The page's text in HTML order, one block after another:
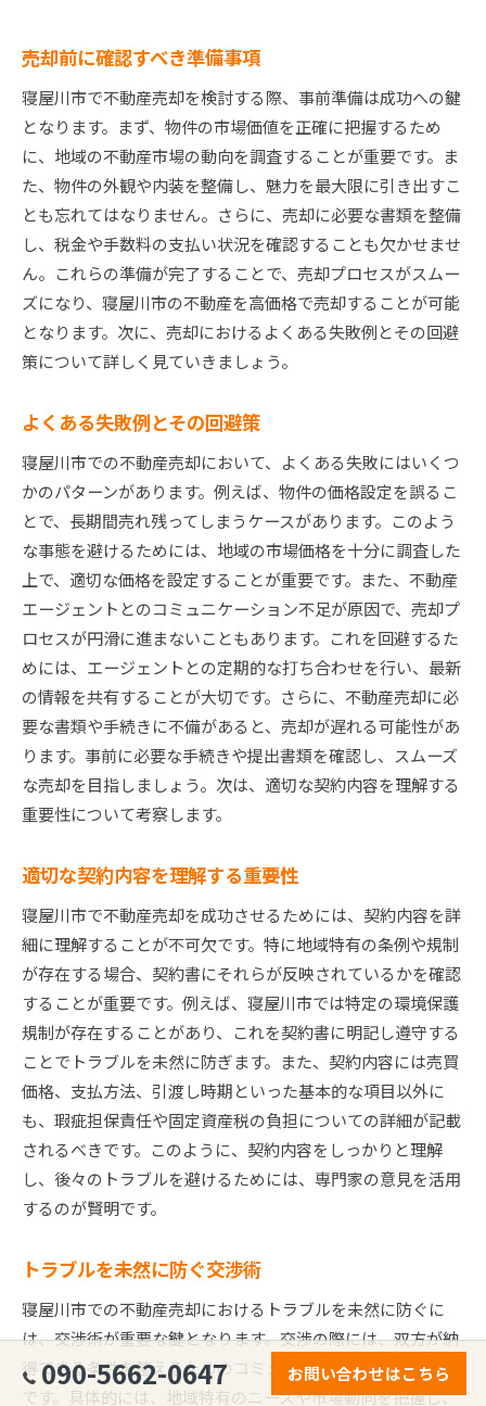
売却前に確認すべき準備事項
寝屋川市で不動産売却を検討する際、事前準備は成功への鍵
となります。まず、物件の市場価値を正確に把握するため
に、地域の不動産市場の動向を調査することが重要です。ま
た、物件の外観や内装を整備し、魅力を最大限に引き出すこ
とも忘れてはなりません。さらに、売却に必要な書類を整備
し、税金や手数料の支払い状況を確認することも欠かせませ
ん。これらの準備が完了することで、売却プロセスがスムー
ズになり、寝屋川市の不動産を高価格で売却することが可能
となります。次に、売却におけるよくある失敗例とその回避
策について詳しく見ていきましょう。
よくある失敗例とその回避策
寝屋川市での不動産売却において、よくある失敗にはいくつ
かのパターンがあります。例えば、物件の価格設定を誤るこ
とで、長期間売れ残ってしまうケースがあります。このよう
な事態を避けるためには、地域の市場価格を十分に調査した
上で、適切な価格を設定することが重要です。また、不動産
エージェントとのコミュニケーション不足が原因で、売却プ
ロセスが円滑に進まないこともあります。これを回避するた
めには、エージェントとの定期的な打ち合わせを行い、最新
の情報を共有することが大切です。さらに、不動産売却に必
要な書類や手続きに不備があると、売却が遅れる可能性があ
ります。事前に必要な手続きや提出書類を確認し、スムーズ
な売却を目指しましょう。次は、適切な契約内容を理解する
重要性について考察します。
適切な契約内容を理解する重要性
寝屋川市で不動産売却を成功させるためには、契約内容を詳
細に理解することが不可欠です。特に地域特有の条例や規制
が存在する場合、契約書にそれらが反映されているかを確認
することが重要です。例えば、寝屋川市では特定の環境保護
規制が存在することがあり、これを契約書に明記し遵守する
ことでトラブルを未然に防ぎます。また、契約内容には売買
価格、支払方法、引渡し時期といった基本的な項目以外に
も、瑕疵担保責任や固定資産税の負担についての詳細が記載
されるべきです。このように、契約内容をしっかりと理解
し、後々のトラブルを避けるためには、専門家の意見を活用
するのが賢明です。
トラブルを未然に防ぐ交渉術
寝屋川市での不動産売却におけるトラブルを未然に防ぐに
は、交渉術が重要な鍵となります。交渉の際には、双方が納
得できる条件を整えるためのコミュニケーション能力が必要
です。具体的には、地域特有のニーズや市場動向を把握し、
090-5662-0647 お問い合わせはこちら